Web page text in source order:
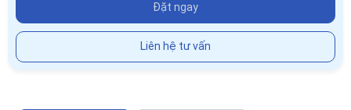
Đặt ngay
Liên hệ tư vấn